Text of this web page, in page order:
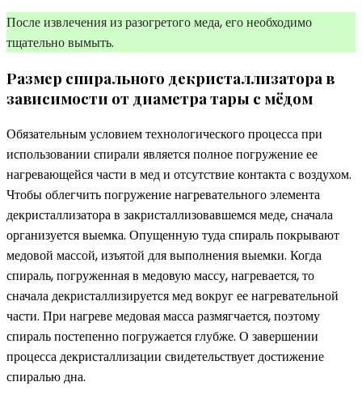
После извлечения из разогретого меда, его необходимо
тщательно вымыть.
Размер спирального декристаллизатора в
зависимости от диаметра тары с мёдом
Обязательным условием технологического процесса при
использовании спирали является полное погружение ее
нагревающейся части в мед и отсутствие контакта с воздухом.
Чтобы облегчить погружение нагревательного элемента
декристаллизатора в закристаллизовавшемся меде, сначала
организуется выемка. Опущенную туда спираль покрывают
медовой массой, изъятой для выполнения выемки. Когда
спираль, погруженная в медовую массу, нагревается, то
сначала декристаллизируется мед вокруг ее нагревательной
части. При нагреве медовая масса размягчается, поэтому
спираль постепенно погружается глубже. О завершении
процесса декристаллизации свидетельствует достижение
спиралью дна.